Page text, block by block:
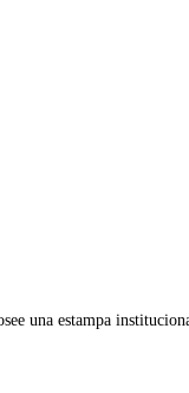
una estampa